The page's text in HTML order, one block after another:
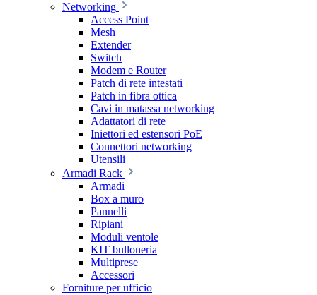
Networking
Access Point
Mesh
Extender
Switch
Modem e Router
Patch di rete intestati
Patch in fibra ottica
Cavi in matassa networking
Adattatori di rete
Iniettori ed estensori PoE
Connettori networking
Utensili
Armadi Rack
Armadi
Box a muro
Pannelli
Ripiani
Moduli ventole
KIT bulloneria
Multiprese
Accessori
Forniture per ufficio